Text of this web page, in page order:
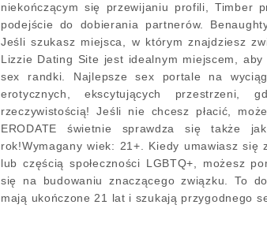
niekończącym się przewijaniu profili, Timber
podejście do dobierania partnerów.
Jeśli szukasz miejsca, w którym znajdziesz
Lizzie Dating Site jest idealnym miejscem,
sex randki. Najlepsze sex portale na
erotycznych, ekscytujących przestrzeni,
rzeczywistością! Jeśli nie chcesz płacić,
ERODATE świetnie sprawdza się także
rok!Wymagany wiek: 21+. Kiedy umawiasz
lub częścią społeczności LGBTQ+, możesz
się na budowaniu znaczącego związku. To
mają ukończone 21 lat i szukają przygodnego